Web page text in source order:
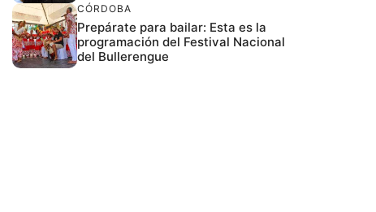
CÓRDOBA
Prepárate para bailar: Esta es la
programación del Festival Nacional
del Bullerengue